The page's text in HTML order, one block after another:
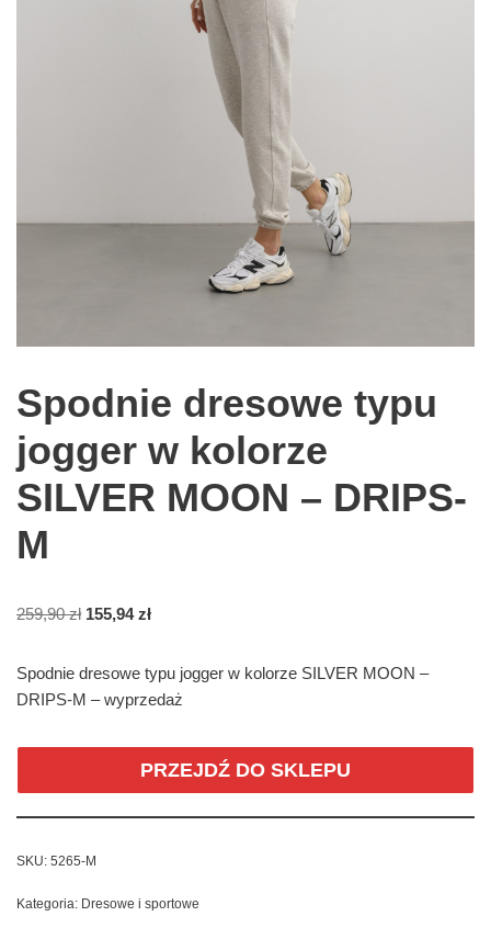
Spodnie dresowe typu
jogger w kolorze
SILVER MOON – DRIPS-
M
259,90zł 155,94zł
Spodnie dresowe typu jogger w kolorze SILVER MOON –
DRIPS-M – wyprzedaż
PRZEJDŹ DO SKLEPU
SKU: 5265-M
Kategoria: Dresowe i sportowe